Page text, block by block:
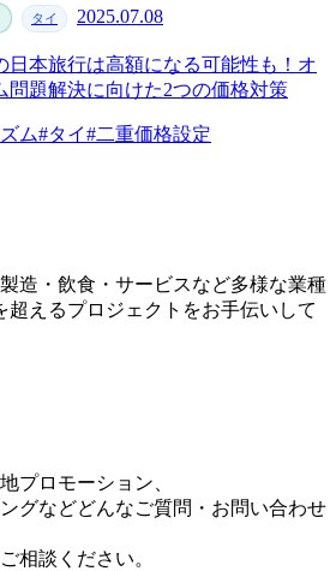
タイ 2025.07.08
日本旅行は高額になる可能性も！オ
問題解決に向けた2つの価格対策
ム#タイ#二重価格設定
造・飲食・サービスなど多様な業種
超えるプロジェクトをお手伝いして
プロモーション、
グなどどんなご質問・お問い合わせ
相談ください。